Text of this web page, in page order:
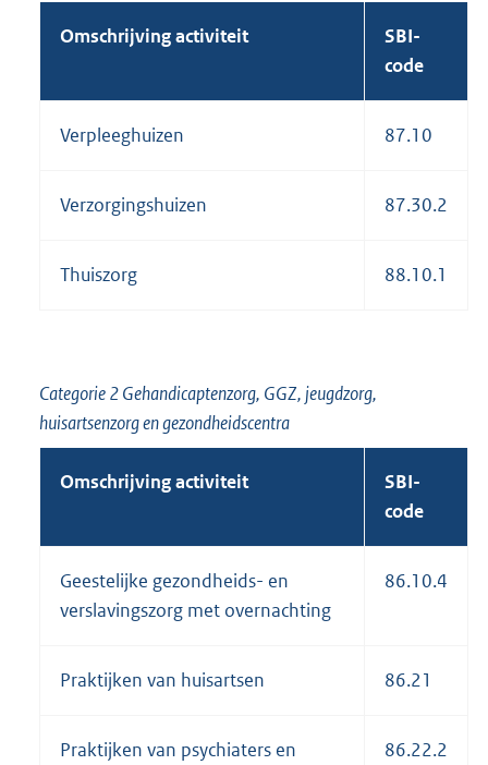
Omschrijving activiteit
SBI-
code
Verpleeghuizen 87.10
Verzorgingshuizen 87.30.2
Thuiszorg 88.10.1
Categorie 2 Gehandicaptenzorg, GGZ, jeugdzorg,
huisartsenzorg en gezondheidscentra
Omschrijving activiteit
SBI-
code
Geestelijke gezondheids- en
verslavingszorg met overnachting
86.10.4
Praktijken van huisartsen 86.21
Praktijken van psychiaters en
86.22.2